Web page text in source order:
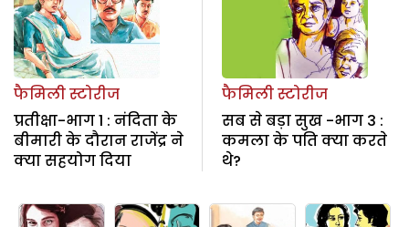
फैमिली स्टोरीज
प्रतीक्षा-भाग 1 : नंदिता के
बीमारी के दौरान राजेंद्र ने
क्या सहयोग दिया
फैमिली स्टोरीज
सब से बड़ा सुख -भाग 3 :
कमला के पति क्या करते
थे?